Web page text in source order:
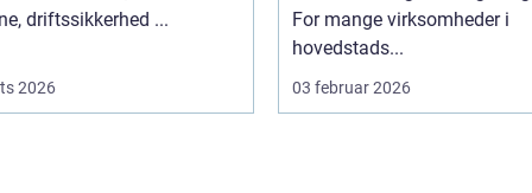
driftssikkerhed ...
2026
For mange virksomheder i
hovedstads...
03 februar 2026